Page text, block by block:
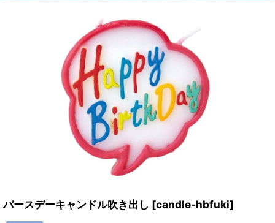
バースデーキャンドル吹き出し [candle-hbfuki]